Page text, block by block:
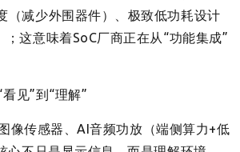
（减少外围器件）、极致低功耗设计
；这意味着SoC厂商正在从“功能集成”
看见”到“理解”
像传感器、AI音频功放（端侧算力+低